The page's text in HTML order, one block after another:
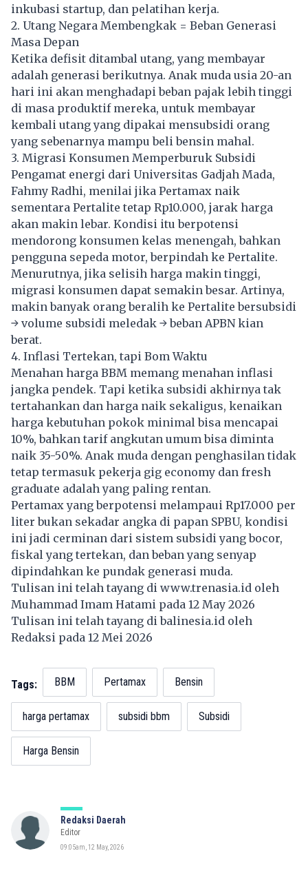
inkubasi startup, dan pelatihan kerja.
2. Utang Negara Membengkak = Beban Generasi
Masa Depan
Ketika defisit ditambal utang, yang membayar
adalah generasi berikutnya. Anak muda usia 20-an
hari ini akan menghadapi beban pajak lebih tinggi
di masa produktif mereka, untuk membayar
kembali utang yang dipakai mensubsidi orang
yang sebenarnya mampu beli bensin mahal.
3. Migrasi Konsumen Memperburuk Subsidi
Pengamat energi dari Universitas Gadjah Mada,
Fahmy Radhi, menilai jika Pertamax naik
sementara Pertalite tetap Rp10.000, jarak harga
akan makin lebar. Kondisi itu berpotensi
mendorong konsumen kelas menengah, bahkan
pengguna sepeda motor, berpindah ke Pertalite.
Menurutnya, jika selisih harga makin tinggi,
migrasi konsumen dapat semakin besar. Artinya,
makin banyak orang beralih ke Pertalite bersubsidi
→ volume subsidi meledak → beban APBN kian
berat.
4. Inflasi Tertekan, tapi Bom Waktu
Menahan harga BBM memang menahan inflasi
jangka pendek. Tapi ketika subsidi akhirnya tak
tertahankan dan harga naik sekaligus, kenaikan
harga kebutuhan pokok minimal bisa mencapai
10%, bahkan tarif angkutan umum bisa diminta
naik 35-50%. Anak muda dengan penghasilan tidak
tetap termasuk pekerja gig economy dan fresh
graduate adalah yang paling rentan.
Pertamax yang berpotensi melampaui Rp17.000 per
liter bukan sekadar angka di papan SPBU, kondisi
ini jadi cerminan dari sistem subsidi yang bocor,
fiskal yang tertekan, dan beban yang senyap
dipindahkan ke pundak generasi muda.
Tulisan ini telah tayang di www.trenasia.id oleh
Muhammad Imam Hatami pada 12 May 2026
Tulisan ini telah tayang dibalinesia.id oleh
Redaksi pada 12 Mei 2026
Tags: BBM Pertamax Bensin
harga pertamax subsidi bbm Subsidi
Harga Bensin
Redaksi Daerah
Editor
09:05am, 12 May, 2026